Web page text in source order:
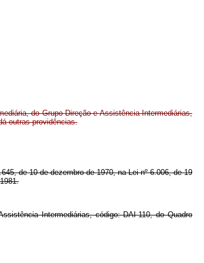
do Grupo-Direção e Assistência Intermediárias,
outras providências.
de 10 de dezembro de 1970, na Lei nº 6.006, de 19
Intermediárias, código: DAI-110, do Quadro